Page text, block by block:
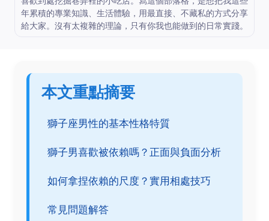
年累積的專業知識、生活體驗，用最直接、不藏私的方式分享
給大家。沒有太複雜的理論，只有你我也能做到的日常實踐。
本文重點摘要
獅子座男性的基本性格特質
獅子男喜歡被依賴嗎？正面與負面分析
如何拿捏依賴的尺度？實用相處技巧
常見問題解答